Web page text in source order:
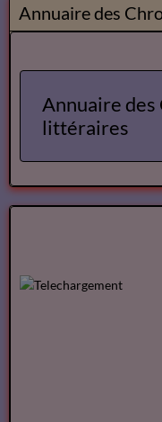
Annuaire des
Annuaire
littéraires